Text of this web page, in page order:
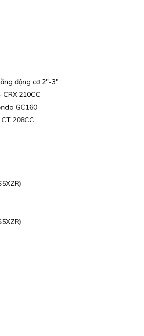
động cơ 2″-3″
CRX 210CC
GC160
208CC